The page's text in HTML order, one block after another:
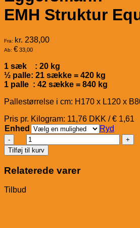
EMH Struktur
Fra: kr. 238,00
Ab: € 33,00
1 sæk : 20 kg
½ palle: 21 sække = 420 kg
1 palle : 42 sække = 840 kg
Pallestørrelse i cm: H170 x L120 x
Pris pr. Kilogram: 11,76 DKK / € 1,61
Enhed
Ryd
Eggersmann
EMH
Struktur
Equichamp
antal
Tilføj til kurv
Relaterede varer
Tilbud